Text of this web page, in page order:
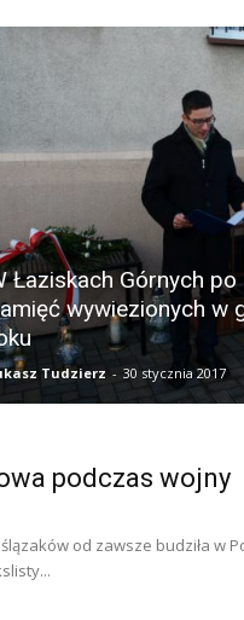
Łaziskach Górnych
wywiezionych w
Tudzierz - 30 stycznia 2017
podczas wojny
od zawsze budziła w